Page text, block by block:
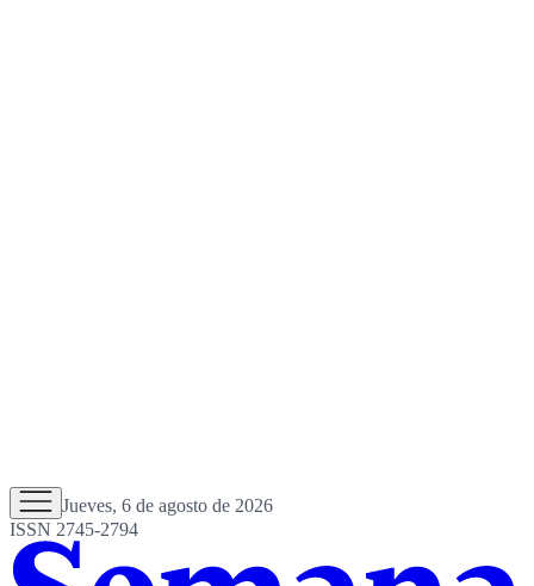
Jueves, 6 de agosto de 2026
ISSN 2745-2794